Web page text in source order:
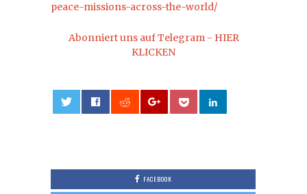
peace-missions-across-the-world/
Abonniert uns auf Telegram - HIER
KLICKEN
FACEBOOK